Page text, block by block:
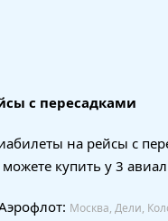
с пересадками
на рейсы с
купить у 3
Москва, Дели,